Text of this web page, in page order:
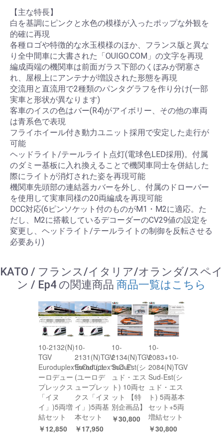
【主な特長】
白を基調にピンクと水色の模様が入ったポップな外観を
的確に再現
各種ロゴや特徴的な水玉模様のほか、フランス版と異な
り全中間車に大書された「OUIGO.COM」の文字を再現
編成両端の機関車は前面ガラス下部のくぼみが閉塞さ
れ、屋根上にアンテナが増設された形態を再現
交流用と直流用で2種類のパンタグラフを作り分け(一部
実車と形状が異なります)
客車のイスの色はバー(R4)がアイボリー、その他の車両
は青系色で表現
フライホイール付き動力ユニット採用で安定した走行が
可能
ヘッドライト/テールライト点灯(電球色LED採用)。付属
のダミー基板に入れ換えることで機関車同士を併結した
際にライトが消灯された姿を再現可能
機関車先頭部の連結器カバーを外し、付属のドローバー
を使用して実車同様の20両編成を再現可能
DCC対応(6ピンソケット付のものがM1・M2に適応。た
だし、M2に搭載しているデコーダーのCV29値の設定を
変更し、ヘッドライト/テールライトの制御を反転させる
必要あり)
KATO / フランス/イタリア/オランダ/スペイ
ン / Ep4 の関連商品 商品一覧はこちら
10-2132(N)
TGV
Euroduplex“inOui”(ユ
ーロデュー
プレックス
「イヌ
イ」)5両増
結セット
￥12,850
10-
2131(N)TGV
Euroduplex“inOui”
(ユーロデ
ュープレッ
クス「イヌ
イ」)5両基
本セット
￥17,950
10-
2134(N)TGV
Sud-Est(シ
ュド・エス
ト) 10両セ
ット 【特
別企画品】
￥30,800
10-
2083+10-
2084(N)TGV
Sud-Est(シ
ュド・エス
ト) 5両基本
セット+5両
増結セット
￥30,800